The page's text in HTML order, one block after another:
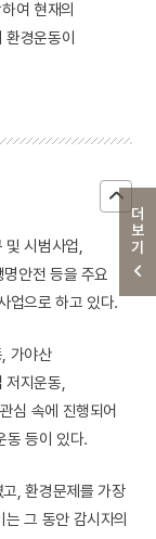
더보기
여 현재의
환경운동이
시범사업,
안전 등을 주요
업으로 하고 있다.
가야산
지운동,
심 속에 진행되어
동 등이 있다.
, 환경문제를 가장
그 동안 감시자의